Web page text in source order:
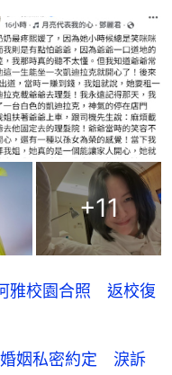
+11
雅校園合照 返校復
姻私密約定 淚訴